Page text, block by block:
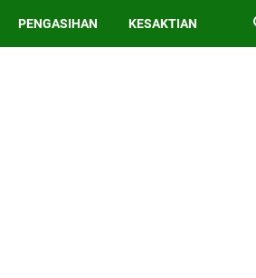
PENGASIHAN KESAKTIAN